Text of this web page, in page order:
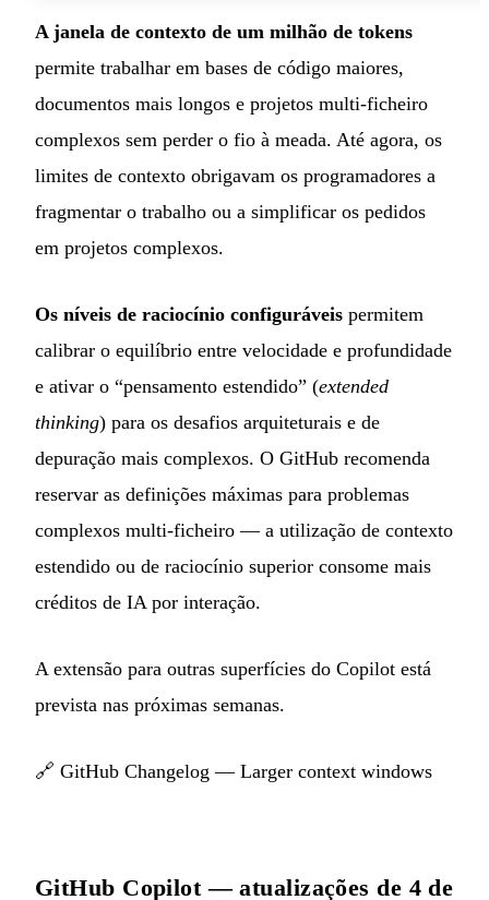
A janela de contexto de um milhão de tokens
permite trabalhar em bases de código maiores,
documentos mais longos e projetos multi-ficheiro
complexos sem perder o fio à meada. Até agora, os
limites de contexto obrigavam os programadores a
fragmentar o trabalho ou a simplificar os pedidos
em projetos complexos.
Os níveis de raciocínio configuráveis permitem
calibrar o equilíbrio entre velocidade e profundidade
e ativar o “pensamento estendido” (extended
thinking) para os desafios arquiteturais e de
depuração mais complexos. O GitHub recomenda
reservar as definições máximas para problemas
complexos multi-ficheiro — a utilização de contexto
estendido ou de raciocínio superior consome mais
créditos de IA por interação.
A extensão para outras superfícies do Copilot está
prevista nas próximas semanas.
🔗 GitHub Changelog — Larger context windows
GitHub Copilot — atualizações de 4 de